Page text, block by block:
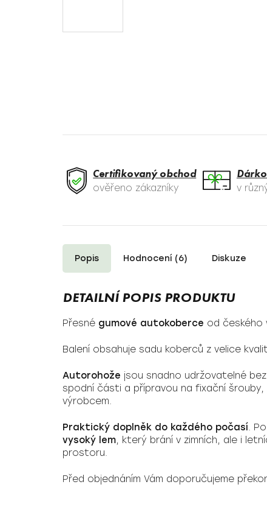
Certifikovaný obchod
ověřeno zákazníky v
Popis Hodnocení (6) Diskuze
Přesné gumové autokoberce od českého
Balení obsahuje sadu koberců z velice
Autorohože jsou snadno udržovatelné
spodní části a přípravou na fixační
výrobcem.
Praktický doplněk do každého počasí.
vysoký lem, který brání v zimních, ale i
prostoru.
Před objednáním Vám doporučujeme